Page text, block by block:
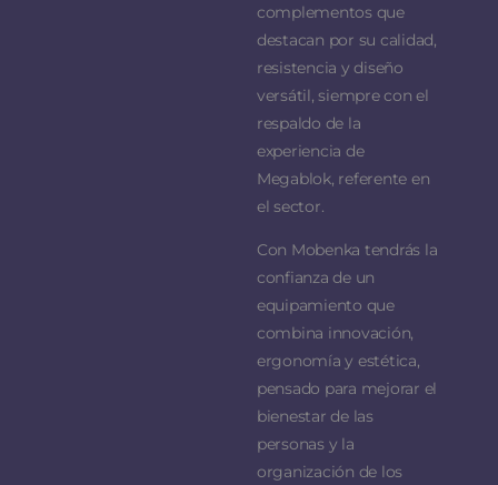
complementos que
destacan por su calidad,
resistencia y diseño
versátil, siempre con el
respaldo de la
experiencia de
Megablok, referente en
el sector.
Con Mobenka tendrás la
confianza de un
equipamiento que
combina innovación,
ergonomía y estética,
pensado para mejorar el
bienestar de las
personas y la
organización de los